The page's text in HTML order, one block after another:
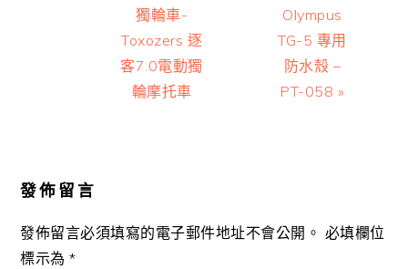
Post:
獨輪車-
Toxozers 逐
客7.0電動獨
輪摩托車
Post:
Olympus
TG-5 專用
防水殼 –
PT-058 »
發佈留言
發佈留言必須填寫的電子郵件地址不會公開。 必填欄位
標示為*